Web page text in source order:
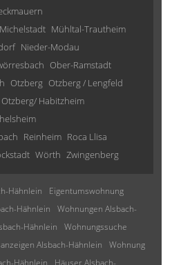
Michelstadt Mühltal-Trautheim
Nieder-Modau
Ober-Ramstadt
Otzberg Otzberg / Lengfeld
Otzberg/ Habitzheim
Reinheim Roca Llisa
Wörth Zwingenberg
Hähnlein
Eigentumswohnung
Hähnlein
Wohnungen Alsbach-
Hähnlein
Wohnungssuche
Alsbach-Hähnlein
Wohnung
Hähnlein Häuser Alsbach-